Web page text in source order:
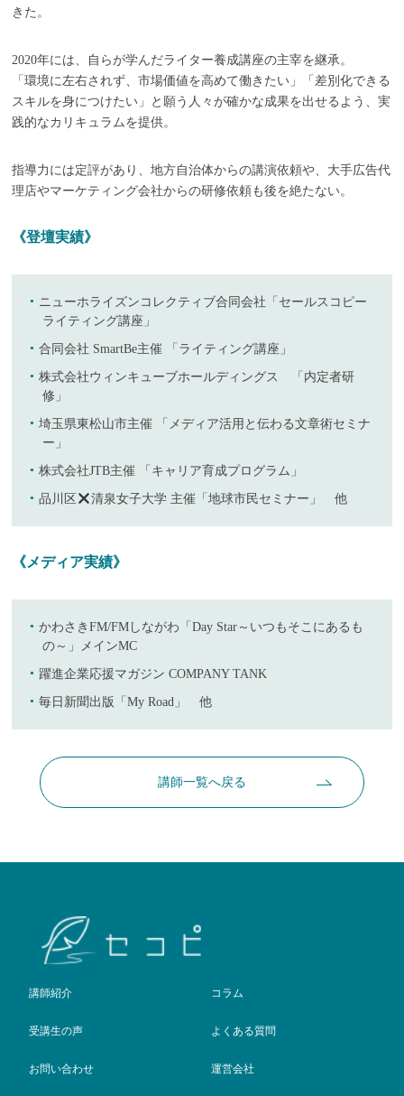
きた。
2020年には、自らが学んだライター養成講座の主宰を継承。
「環境に左右されず、市場価値を高めて働きたい」「差別化できる
スキルを身につけたい」と願う人々が確かな成果を出せるよう、実
践的なカリキュラムを提供。
指導力には定評があり、地方自治体からの講演依頼や、大手広告代
理店やマーケティング会社からの研修依頼も後を絶たない。
《登壇実績》
ニューホライズンコレクティブ合同会社「セールスコピー
ライティング講座」
合同会社 SmartBe主催 「ライティング講座」
株式会社ウィンキューブホールディングス 「内定者研
修」
埼玉県東松山市主催 「メディア活用と伝わる文章術セミナ
ー」
株式会社JTB主催 「キャリア育成プログラム」
品川区 清泉女子大学 主催「地球市民セミナー」 他
《メディア実績》
かわさきFM/FMしながわ「Day Star～いつもそこにあるも
の～」メインMC
躍進企業応援マガジン COMPANY TANK
毎日新聞出版「My Road」 他
講師一覧へ戻る
講師紹介 コラム
受講生の声 よくある質問
お問い合わせ 運営会社